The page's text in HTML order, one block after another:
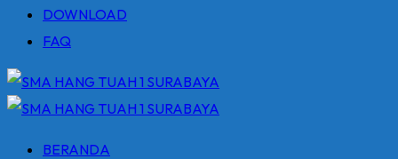
DOWNLOAD
FAQ
BERANDA